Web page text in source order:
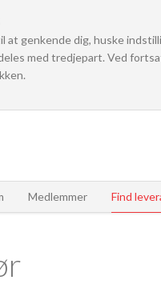
at genkende dig, huske
med tredjepart. Ved
Medlemmer Find